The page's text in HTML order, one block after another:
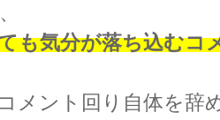
も気分が落ち込むコ
メント回り自体を辞